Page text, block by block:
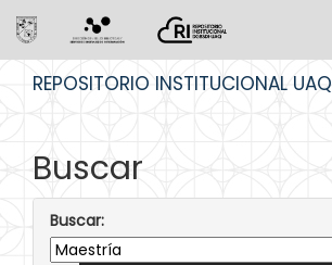
REPOSITORIO INSTITUCIONAL UAQ
Buscar
Buscar: